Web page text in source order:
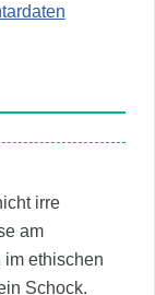
irre
am
im ethischen
Schock.